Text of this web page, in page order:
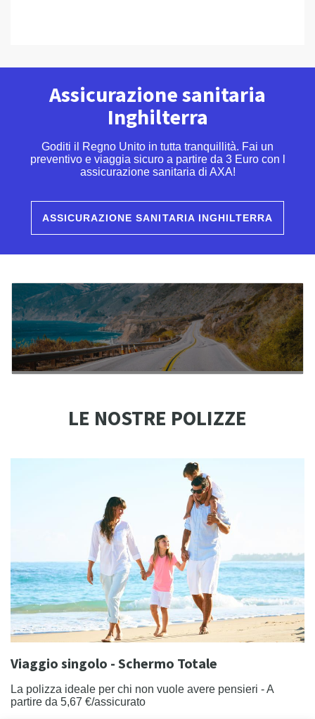
Assicurazione sanitaria
Inghilterra
Goditi il Regno Unito in tutta tranquillità. Fai un
preventivo e viaggia sicuro a partire da 3 Euro con l
assicurazione sanitaria di AXA!
ASSICURAZIONE SANITARIA INGHILTERRA
LE NOSTRE POLIZZE
Viaggio singolo - Schermo Totale
La polizza ideale per chi non vuole avere pensieri - A
partire da 5,67 €/assicurato